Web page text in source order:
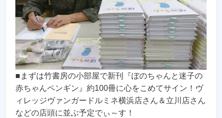
■まずは竹書房の小部屋で新刊『ぼのちゃんと迷子の
赤ちゃんペンギン』約100冊に心をこめてサイン！ヴ
ィレッジヴァンガードルミネ横浜店さん＆立川店さん
などの店頭に並ぶ予定でぃ～す！